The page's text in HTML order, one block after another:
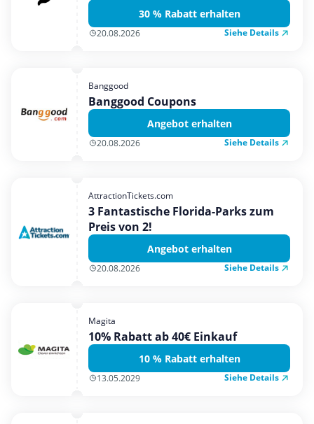
30 % Rabatt erhalten
20.08.2026 Siehe Details
Banggood
Banggood Coupons
Angebot erhalten
20.08.2026 Siehe Details
AttractionTickets.com
3 Fantastische Florida-Parks zum
Preis von 2!
Angebot erhalten
20.08.2026 Siehe Details
Magita
10% Rabatt ab 40€ Einkauf
10 % Rabatt erhalten
13.05.2029 Siehe Details